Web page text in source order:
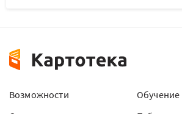
Возможности
Обучение